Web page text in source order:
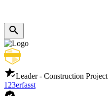
Leader - Construction
123erfasst